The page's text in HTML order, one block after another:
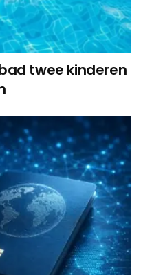
twee kinderen